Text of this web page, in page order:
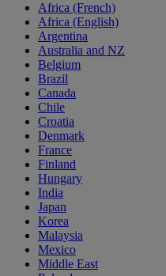
Africa (French)
Africa (English)
Argentina
Australia and NZ
Belgium
Brazil
Canada
Chile
Croatia
Denmark
France
Finland
Hungary
India
Japan
Korea
Malaysia
Mexico
Middle East